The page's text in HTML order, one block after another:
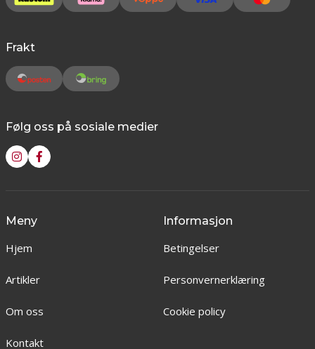
Frakt
Følg oss på sosiale medier
Meny
Hjem
Artikler
Om oss
Kontakt
Informasjon
Betingelser
Personvernerklæring
Cookie policy